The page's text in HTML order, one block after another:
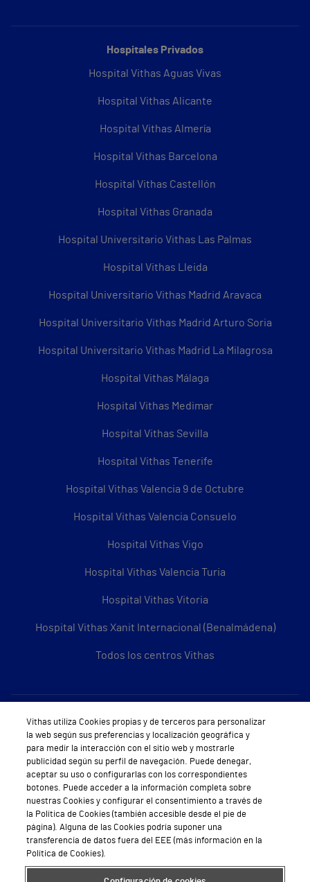
Hospitales Privados
Hospital Vithas Aguas Vivas
Hospital Vithas Alicante
Hospital Vithas Almería
Hospital Vithas Barcelona
Hospital Vithas Castellón
Hospital Vithas Granada
Hospital Universitario Vithas Las Palmas
Hospital Vithas Lleida
Hospital Universitario Vithas Madrid Aravaca
Hospital Universitario Vithas Madrid Arturo Soria
Hospital Universitario Vithas Madrid La Milagrosa
Hospital Vithas Málaga
Hospital Vithas Medimar
Hospital Vithas Sevilla
Hospital Vithas Tenerife
Hospital Vithas Valencia 9 de Octubre
Hospital Vithas Valencia Consuelo
Hospital Vithas Vigo
Hospital Vithas Valencia Turia
Hospital Vithas Vitoria
Hospital Vithas Xanit Internacional (Benalmádena)
Todos los centros Vithas
Sobre Vithas
Quiénes somos
Trabajar en Vithas
Teléfono Cita Médica
Teléfono Atención al Cliente
Política de seguridad y salud en el trabajo
Vithas utiliza Cookies propias y de terceros para personalizar
la web según sus preferencias y localización geográfica y
para medir la interacción con el sitio web y mostrarle
publicidad según su perfil de navegación. Puede denegar,
aceptar su uso o configurarlas con los correspondientes
botones. Puede acceder a la información completa sobre
nuestras Cookies y configurar el consentimiento a través de
la Política de Cookies (también accesible desde el pie de
página). Alguna de las Cookies podría suponer una
transferencia de datos fuera del EEE (más información en la
Política de Cookies).